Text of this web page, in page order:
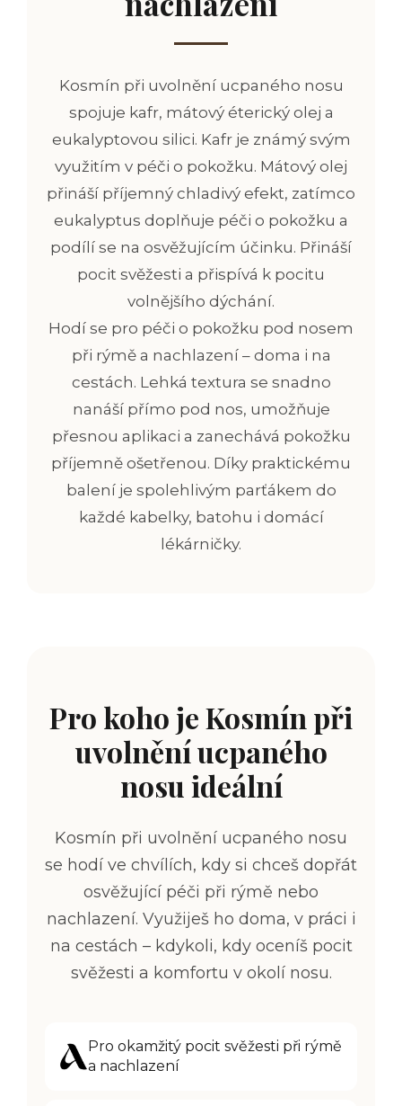
Kosmín při uvolnění ucpaného nosu
spojuje kafr, mátový éterický olej a
eukalyptovou silici. Kafr je známý svým
využitím v péči o pokožku. Mátový olej
přináší příjemný chladivý efekt, zatímco
eukalyptus doplňuje péči o pokožku a
podílí se na osvěžujícím účinku. Přináší
pocit svěžesti a přispívá k pocitu
volnějšího dýchání.
Hodí se pro péči o pokožku pod nosem
při rýmě a nachlazení – doma i na
cestách. Lehká textura se snadno
nanáší přímo pod nos, umožňuje
přesnou aplikaci a zanechává pokožku
příjemně ošetřenou. Díky praktickému
balení je spolehlivým parťákem do
každé kabelky, batohu i domácí
lékárničky.
Pro koho je Kosmín při
uvolnění ucpaného
nosu ideální
Kosmín při uvolnění ucpaného nosu
se hodí ve chvílích, kdy si chceš dopřát
osvěžující péči při rýmě nebo
nachlazení. Využiješ ho doma, v práci i
na cestách – kdykoli, kdy oceníš pocit
svěžesti a komfortu v okolí nosu.
Pro okamžitý pocit svěžesti při rýmě
a nachlazení